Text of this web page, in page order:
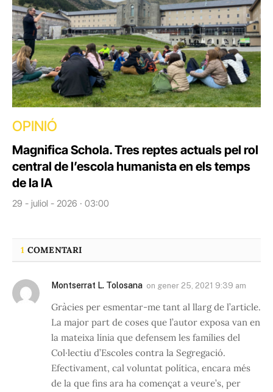
OPINIÓ
Magnifica Schola. Tres reptes actuals pel rol
central de l’escola humanista en els temps
de la IA
29 - juliol - 2026 · 03:00
1 COMENTARI
Montserrat L. Tolosana on gener 25, 2021 9:39 am
Gràcies per esmentar-me tant al llarg de l’article.
La major part de coses que l’autor exposa van en
la mateixa línia que defensem les famílies del
Col·lectiu d’Escoles contra la Segregació.
Efectivament, cal voluntat política, encara més
de la que fins ara ha començat a veure’s, per